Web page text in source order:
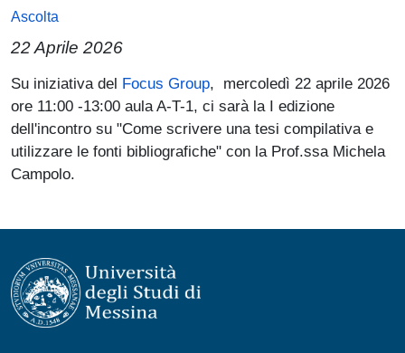
Ascolta
22 Aprile 2026
Paragrafo
Su iniziativa del Focus Group, mercoledì 22 aprile 2026
ore 11:00 -13:00 aula A-T-1, ci sarà la I edizione
dell'incontro su "Come scrivere una tesi compilativa e
utilizzare le fonti bibliografiche" con la Prof.ssa Michela
Campolo.